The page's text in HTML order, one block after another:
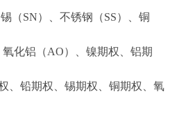
锡（SN）、不锈钢（SS）、铜
氧化铝（AO）、镍期权、铝期
、铅期权、锡期权、铜期权、氧